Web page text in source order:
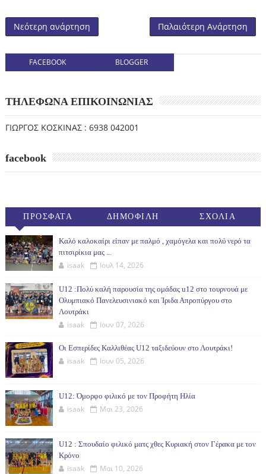
Νεότερη ανάρτηση Παλαιότερη Ανάρτηση
FACEBOOK BLOGGER
ΤΗΛΕΦΩΝΑ ΕΠΙΚΟΙΝΩΝΙΑΣ
ΓΙΩΡΓΟΣ ΚΟΣΚΙΝΑΣ : 6938 042001
facebook
ΠΡΟΣΦΑΤΑ ΔΗΜΟΦΙΛΗ ΣΧΟΛΙΑ
Καλό καλοκαίρι είπαν με παλμό , χαμόγελα και πολύ νερό τα
πιτσιρίκια μας ...
isaak Ιουλ 14, 2026
U12 :Πολύ καλή παρουσία της ομάδας u12 στο τουρνουά με
Ολυμπιακό Πανελευσινιακό και Ίριδα Απροπύργου στο
Λουτράκι
isaak Ιουν 07, 2026
Οι Εσπερίδες Καλλιθέας U12 ταξιδεύουν στο Λουτράκι!
isaak Ιουν 05, 2026
U12: Όμορφο φιλικό με τον Προφήτη Ηλία
isaak Μαι 23, 2026
U12 : Σπουδαίο φιλικό ματς χθες Κυριακή στον Γέρακα με τον
Κρόνο
isaak Μαι 10, 2026